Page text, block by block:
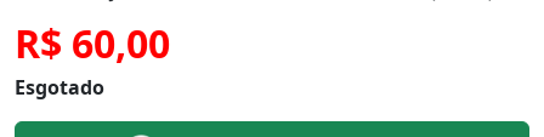
R$ 60,00
Esgotado